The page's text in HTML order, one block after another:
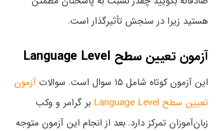
هستید زیرا در سنجش تأثیرگذار است.
آزمون تعیین سطح Language Level
این آزمون کوتاه شامل ۱۵ سوال است. سوالات
آزمون
تعیین سطح Language Level
بر گرامر و وکب
زبان‌آموزان تمرکز دارد. بعد از انجام این آزمون متوجه